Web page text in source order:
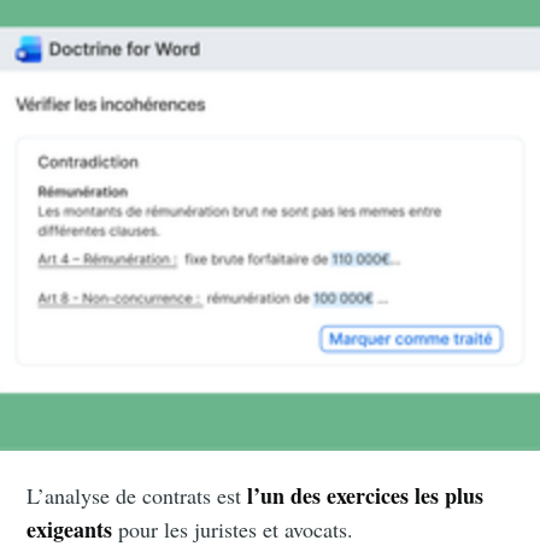
L’analyse de contrats est l’un des exercices les plus
exigeantspour les juristes et avocats.